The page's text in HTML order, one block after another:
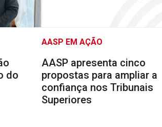
do
AASP EM AÇÃO
AASP apresenta cinco
propostas para ampliar a
confiança nos Tribunais
Superiores